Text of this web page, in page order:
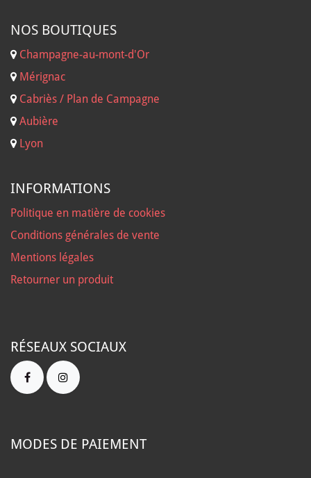
NOS BOUTIQUES
Champagne-au-mont-d'Or
Mérignac
Cabriès / Plan de Campagne
Aubière
Lyon
INFORMATIONS
Politique en matière de cookies
Conditions générales de vente
Mentions légales
Retourner un produit
RÉSEAUX SOCIAUX
MODES DE PAIEMENT